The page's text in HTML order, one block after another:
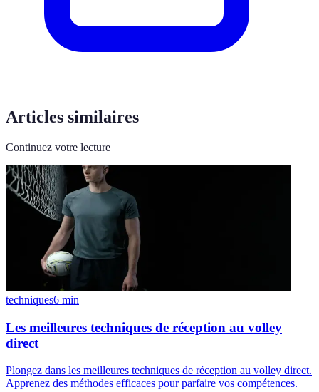
Articles similaires
Continuez votre lecture
techniques6 min
Les meilleures techniques de réception au volley
direct
Plongez dans les meilleures techniques de réception au volley direct.
Apprenez des méthodes efficaces pour parfaire vos compétences.